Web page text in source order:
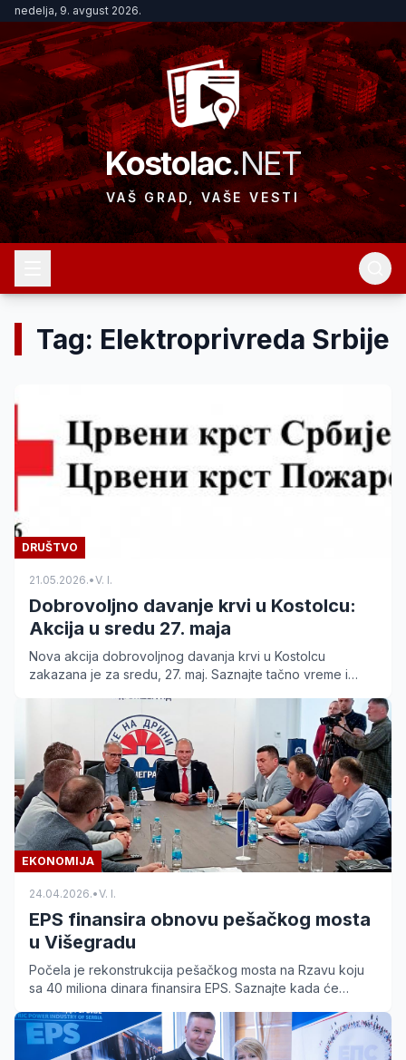
nedelja, 9. avgust 2026.
Kostolac.NET
VAŠ GRAD, VAŠE VESTI
Tag: Elektroprivreda Srbije
DRUŠTVO
21.05.2026.•V. I.
Dobrovoljno davanje krvi u Kostolcu:
Akcija u sredu 27. maja
Nova akcija dobrovoljnog davanja krvi u Kostolcu
zakazana je za sredu, 27. maj. Saznajte tačno vreme i
EKONOMIJA
24.04.2026.•V. I.
EPS finansira obnovu pešačkog mosta
u Višegradu
Počela je rekonstrukcija pešačkog mosta na Rzavu koju
sa 40 miliona dinara finansira EPS. Saznajte kada će